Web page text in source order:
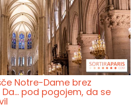
Notre-Dame brez
pod pogojem, da se